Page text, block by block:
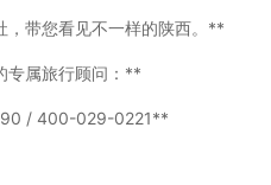
，带您看见不一样的陕西。**
专属旅行顾问：**
/ 400-029-0221**